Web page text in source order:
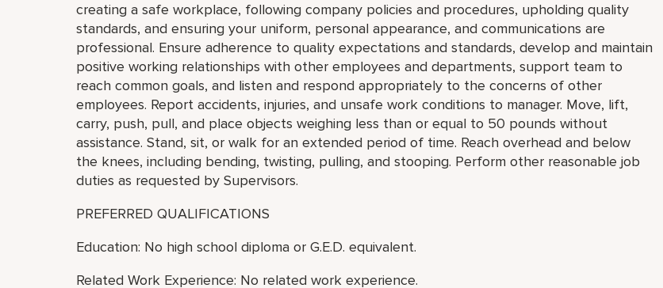
creating a safe workplace, following company policies and procedures, upholding quality
standards, and ensuring your uniform, personal appearance, and communications are
professional. Ensure adherence to quality expectations and standards, develop and maintain
positive working relationships with other employees and departments, support team to
reach common goals, and listen and respond appropriately to the concerns of other
employees. Report accidents, injuries, and unsafe work conditions to manager. Move, lift,
carry, push, pull, and place objects weighing less than or equal to 50 pounds without
assistance. Stand, sit, or walk for an extended period of time. Reach overhead and below
the knees, including bending, twisting, pulling, and stooping. Perform other reasonable job
duties as requested by Supervisors.
PREFERRED QUALIFICATIONS
Education: No high school diploma or G.E.D. equivalent.
Related Work Experience: No related work experience.